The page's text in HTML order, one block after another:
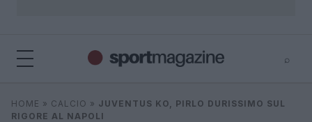
⌕
Cerca
⌕
HOME » CALCIO » JUVENTUS KO, PIRLO DURISSIMO SUL
RIGORE AL NAPOLI